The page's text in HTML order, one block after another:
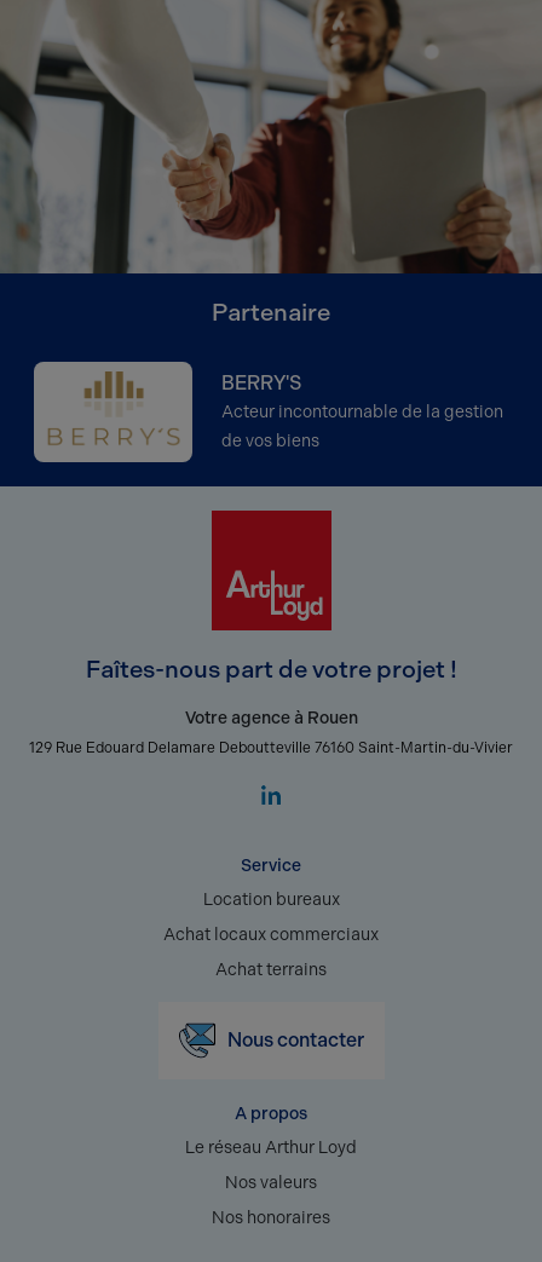
Partenaire
BERRY'S
Acteur incontournable de la gestion
de vos biens
Faîtes-nous part de votre projet !
Votre agence à Rouen
129 Rue Edouard Delamare Deboutteville 76160 Saint-Martin-du-Vivier
Service
Location bureaux
Achat locaux commerciaux
Achat terrains
Nous contacter
A propos
Le réseau Arthur Loyd
Nos valeurs
Nos honoraires